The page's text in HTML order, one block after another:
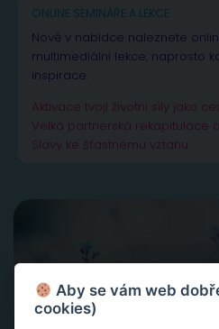
ONLINE SEMINÁŘE A LEKCE
Nově v nabídce naleznete
multimediální lekce, naprosto
inspirace.
Aktivace tvojí životní síly jako
Velká partnerská rekapitulace
Slovy ke šťastnému vztahu
Aby se vám web
cookies)